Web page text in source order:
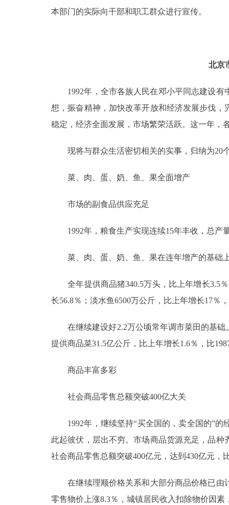
政务服务
中介服务
政民互动
12345网上接诉即办
参与调查
走进北京
北京概况
绿色北京
DEUTSCH
ESPAÑOL
ITALIANO
本部门的实际向干部和职工群众进行宣传。
北京
1992年，全市各族人民在邓小平同志建设有
想，振奋精神，加快改革开放和经济发展步伐
稳定，经济全面发展，市场繁荣活跃。这一年，
现将与群众生活密切相关的实事，归纳为20
菜、肉、蛋、奶、鱼、果全面增产
市场的副食品供应充足
1992年，粮食生产实现连续15年丰收，总产
菜、肉、蛋、奶、鱼、果在连年增产的基础
全年提供商品猪340.5万头，比上年增长3.5％
长56.8％；淡水鱼6500万公斤，比上年增长17％
在继续建设好2.2万公顷常年调市菜田的基础
提供商品菜31.5亿公斤，比上年增长1.6％，比
商品丰富多彩
社会商品零售总额突破400亿大关
1992年，继续坚持“买全国的，卖全国的”的
此起彼伏，层出不穷。市场商品货源充足，品
社会商品零售总额突破400亿元，达到430亿元，
在继续理顺价格关系和大部分商品价格已由
零售物价上涨8.3％，城镇居民收入扣除物价因素